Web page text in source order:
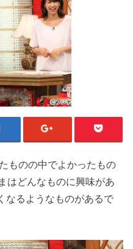
ものの中でよかったもの
はどんなものに興味があ
なるようなものがあるで